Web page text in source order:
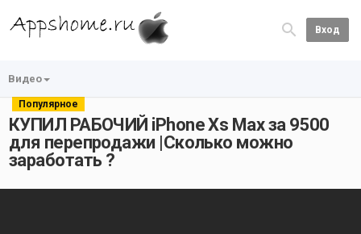
Вход
Видео
Популярное
КУПИЛ РАБОЧИЙ iPhone Xs Max за 9500
для перепродажи |Сколько можно
заработать ?